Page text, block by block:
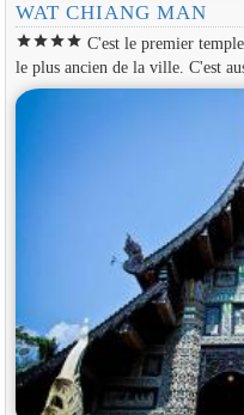
WAT CHIANG MAN
starstarstarstar C'est le premier
le plus ancien de la ville. C'est